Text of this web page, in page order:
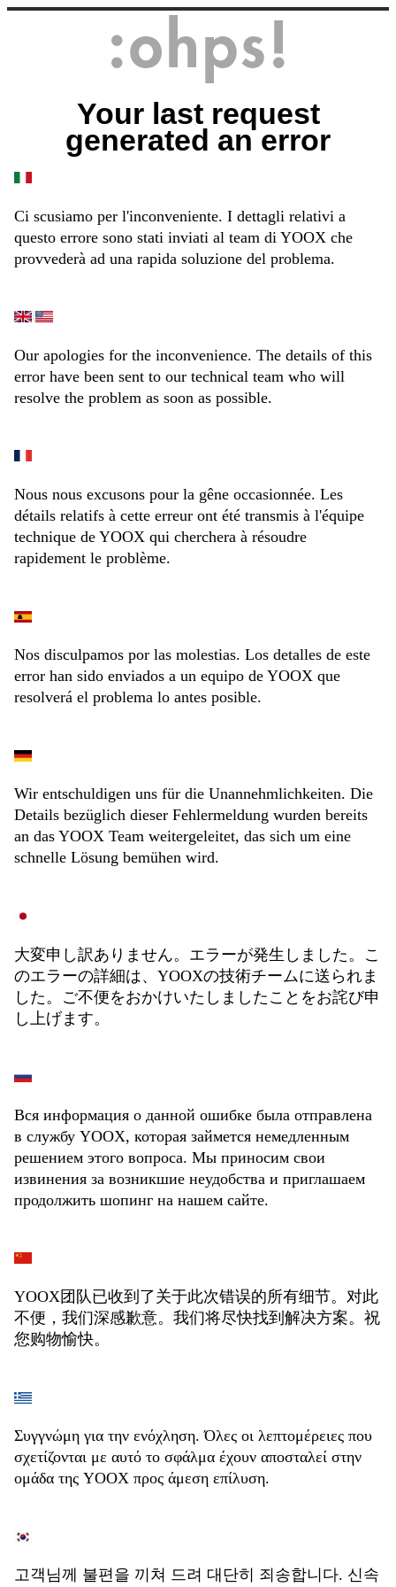
Your last request
generated an error
Ci scusiamo per l'inconveniente. I dettagli relativi a
questo errore sono stati inviati al team di YOOX che
provvederà ad una rapida soluzione del problema.
Our apologies for the inconvenience. The details of this
error have been sent to our technical team who will
resolve the problem as soon as possible.
Nous nous excusons pour la gêne occasionnée. Les
détails relatifs à cette erreur ont été transmis à l'équipe
technique de YOOX qui cherchera à résoudre
rapidement le problème.
Nos disculpamos por las molestias. Los detalles de este
error han sido enviados a un equipo de YOOX que
resolverá el problema lo antes posible.
Wir entschuldigen uns für die Unannehmlichkeiten. Die
Details bezüglich dieser Fehlermeldung wurden bereits
an das YOOX Team weitergeleitet, das sich um eine
schnelle Lösung bemühen wird.
大変申し訳ありません。エラーが発生しました。こ
のエラーの詳細は、YOOXの技術チームに送られま
した。ご不便をおかけいたしましたことをお詫び申
し上げます。
Вся информация о данной ошибке была отправлена
в службу YOOX, которая займется немедленным
решением этого вопроса. Мы приносим свои
извинения за возникшие неудобства и приглашаем
продолжить шопинг на нашем сайте.
YOOX团队已收到了关于此次错误的所有细节。对此
不便，我们深感歉意。我们将尽快找到解决方案。祝
您购物愉快。
Συγγνώμη για την ενόχληση. Όλες οι λεπτομέρειες που
σχετίζονται με αυτό το σφάλμα έχουν αποσταλεί στην
ομάδα της YOOX προς άμεση επίλυση.
고객님께 불편을 끼쳐 드려 대단히 죄송합니다. 신속